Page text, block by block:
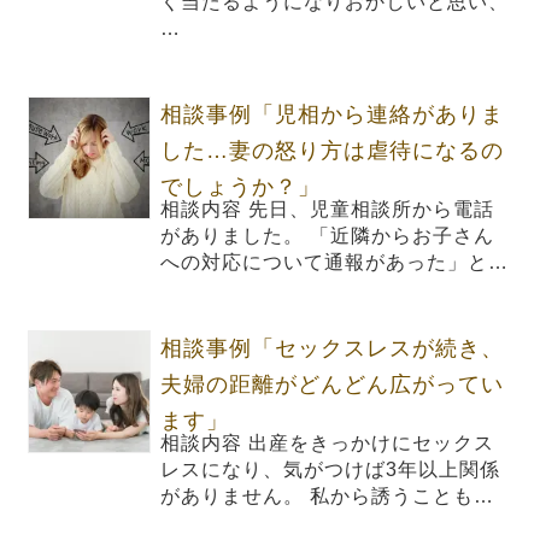
…
相談事例「児相から連絡がありま
した…妻の怒り方は虐待になるの
でしょうか？」
相談内容 先日、児童相談所から電話
がありました。 「近隣からお子さん
への対応について通報があった」と…
相談事例「セックスレスが続き、
夫婦の距離がどんどん広がってい
ます」
相談内容 出産をきっかけにセックス
レスになり、気がつけば3年以上関係
がありません。 私から誘うことも…